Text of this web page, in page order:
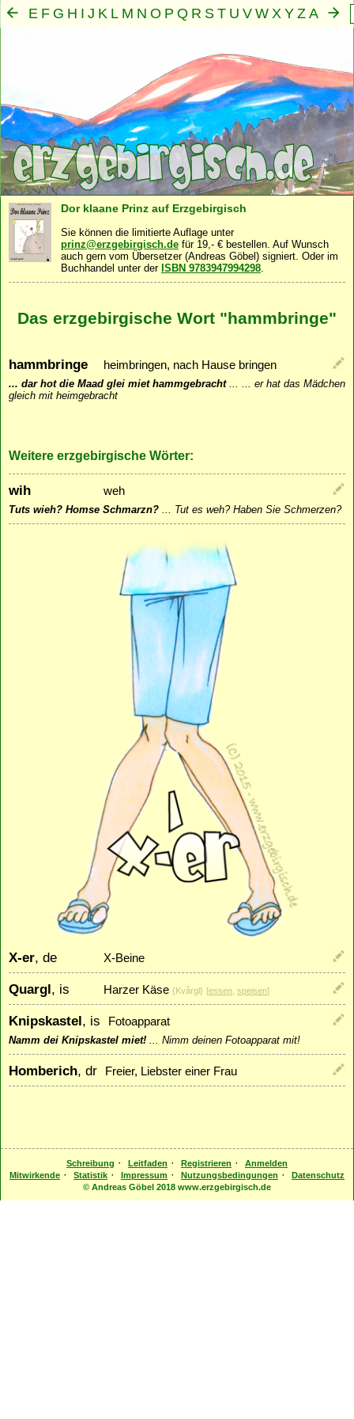
E F G H I J K L M N O P Q R S T U V W X Y Z A
Familie·Gemeinschaft
Dor klaane Prinz auf Erzgebirgisch
Sie können die limitierte Auflage unter
prinz@erzgebirgisch.de für 19,- € bestellen. Auf Wunsch
auch gern vom Übersetzer (Andreas Göbel) signiert. Oder im
Buchhandel unter der ISBN 9783947994298.
Das erzgebirgische Wort "hammbringe"
hammbringe heimbringen, nach Hause bringen
... dar hot die Maad glei miet hammgebracht... ... er hat das Mädchen
gleich mit heimgebracht
Weitere erzgebirgische Wörter:
wih weh
Tuts wieh? Homse Schmarzn? ... Tut es weh? Haben Sie Schmerzen?
X-er, de X-Beine
Quargl, is Harzer Käse {Kvårgl} [essen speisen]
Knipskastel, is Fotoapparat
Namm dei Knipskastel miet! Nimm deinen Fotoapparat mit!
Homberich, dr Freier, Liebster einer Frau
Schreibung · Leitfaden · Registrieren ·
Anmelden
Mitwirkende · Statistik · Impressum · Nutzungsbedingungen ·
Datenschutz
© Andreas Göbel 2018 www.erzgebirgisch.de